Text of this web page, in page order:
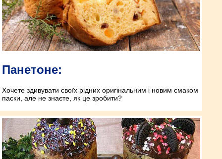
Панетоне:
Хочете здивувати своїх рідних оригінальним і новим смаком
паски, але не знаєте, як це зробити?